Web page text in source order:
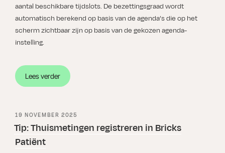
aantal beschikbare tijdslots. De bezettingsgraad wordt
automatisch berekend op basis van de agenda’s die op het
scherm zichtbaar zijn op basis van de gekozen agenda-
instelling.
Lees verder“Tip:
Bezettingsgraad
bekijken”
GEPLAATST
OP
19 NOVEMBER 2025
Tip: Thuismetingen registreren in Bricks
Patiënt